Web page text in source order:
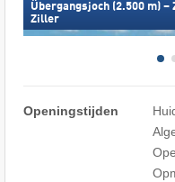
Übergangsjoch (2.500 m) –
Ziller
Openingstijden